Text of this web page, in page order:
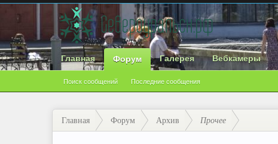
Главная Форум
Поиск сообщений Последние сообщения
Галерея Вебкамеры
Главная Форум Архив Прочее